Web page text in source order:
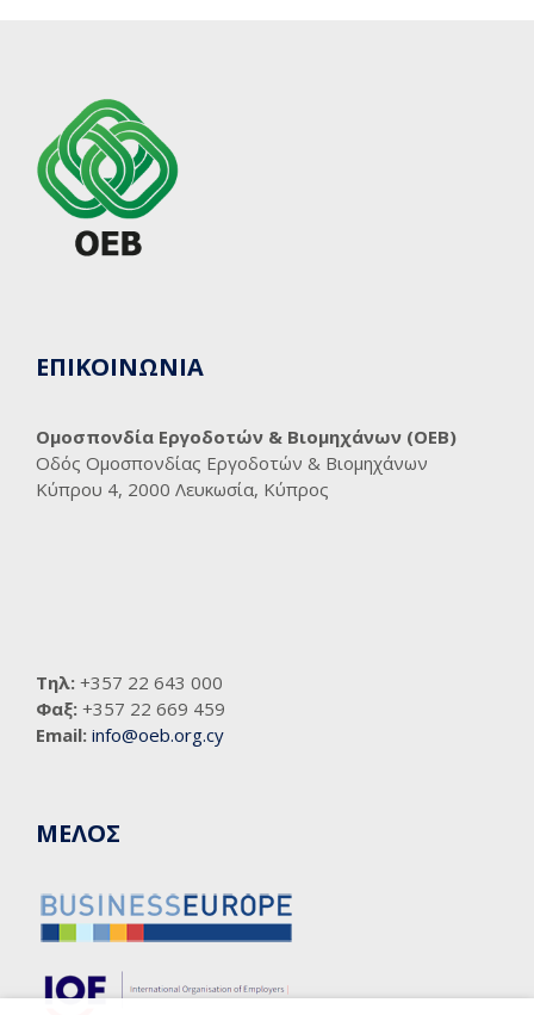
ΕΠΙΚΟΙΝΩΝΙΑ
Ομοσπονδία Εργοδοτών & Βιομηχάνων (ΟΕΒ)
Οδός Ομοσπονδίας Εργοδοτών & Βιομηχάνων
Κύπρου 4, 2000 Λευκωσία, Κύπρος
Τηλ: +357 22 643 000
Φαξ: +357 22 669 459
Email: info@oeb.org.cy
ΜΕΛΟΣ